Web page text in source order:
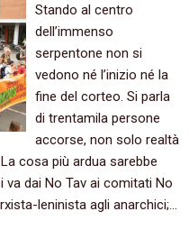
Stando al centro
dell’immenso
serpentone non si
vedono né l’inizio né la
fine del corteo. Si parla
di trentamila persone
accorse, non solo realtà
cosa più ardua sarebbe
va dai No Tav ai comitati No
leninista agli anarchici;…